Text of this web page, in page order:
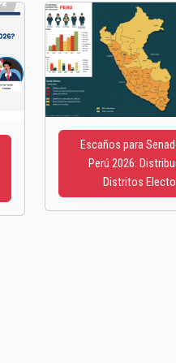
Escaños para
Perú 2026:
Distritos